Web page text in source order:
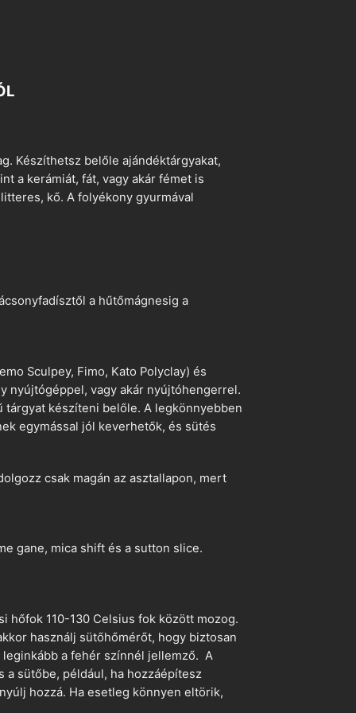
Készíthetsz belőle ajándéktárgyakat,
a kerámiát, fát, vagy akár fémet is
kő. A folyékony gyurmával
a hűtőmágnesig a
Sculpey, Fimo, Kato Polyclay) és
nyújtógéppel, vagy akár nyújtóhengerrel.
készíteni belőle. A legkönnyebben
egymással jól keverhetők, és sütés
csak magán az asztallapon, mert
gane, mica shift és a sutton slice.
hőfok 110-130 Celsius fok között mozog.
használj sütőhőmérőt, hogy biztosan
a fehér színnél jellemző. A
a sütőbe, például, ha hozzáépítesz
hozzá. Ha esetleg könnyen eltörik,